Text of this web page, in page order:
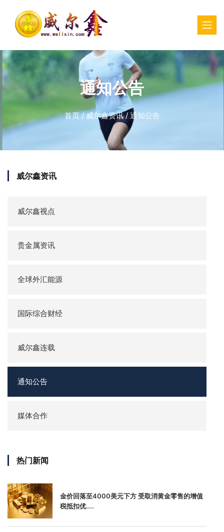
通知公告
首页/威尔鑫资讯/通知公告
威尔鑫资讯
威尔鑫视点
贵金属资讯
全球外汇能源
国际综合财经
威尔鑫连载
通知公告
媒体合作
热门新闻
金价回落至4000美元下方 受取消黄金零售的增值
税抵扣优....